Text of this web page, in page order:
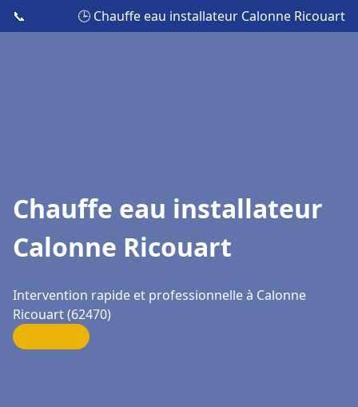
📞 🕒 Chauffe eau installateur Calonne Ricouart
Chauffe eau installateur
Calonne Ricouart
Intervention rapide et professionnelle à Calonne
Ricouart (62470)